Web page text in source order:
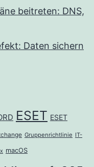
beitreten: DNS,
Daten sichern
ESET ESET
Gruppenrichtlinie IT-
macOS